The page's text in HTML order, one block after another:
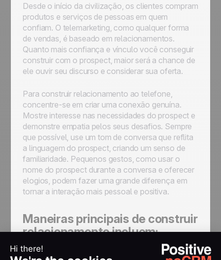
Desde o início da civilização, os clientes compram
produtos e serviços de pessoas em quem
confiam. O telemarketing, como qualquer forma
de vendas, é baseado em relacionamentos.
Quanto mais confiança e vínculo você conseguir
construir com o prospect, maior será a chance de
ele ouvir seu discurso e considerar sua oferta.
Para construir relacionamento ao telefone,
concentre-se em criar uma conexão genuína.
Mostre interesse nas necessidades do prospect e
demonstre empatia pelos seus desafios. Sempre
que possível, use um tom de conversa que reflita
a linguagem do prospect, criando um senso de
familiaridade. Pequenos gestos, como usar o
nome do prospect durante a conversa e oferecer
elogios, podem fazer uma grande diferença em
tornar a interação mais pessoal e positiva.
Maneiras principais de construir
relacionamento incluem:
Demonstrar interesse genuíno nas